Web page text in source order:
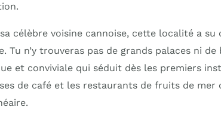
célèbre voisine cannoise, cette localité a su
Tu n’y trouveras pas de grands palaces ni
et conviviale qui séduit dès les premiers
de café et les restaurants de fruits de